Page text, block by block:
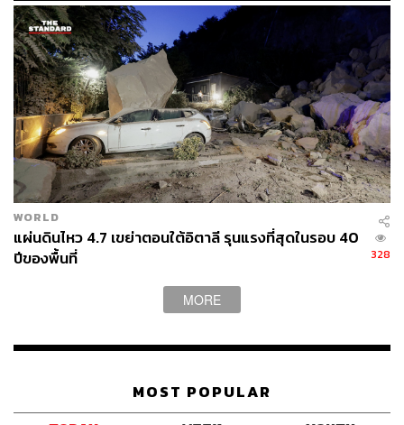
WORLD
แผ่นดินไหว 4.7 เขย่าตอนใต้อิตาลี รุนแรงที่สุดในรอบ 40
ปีของพื้นที่
328
MORE
MOST POPULAR